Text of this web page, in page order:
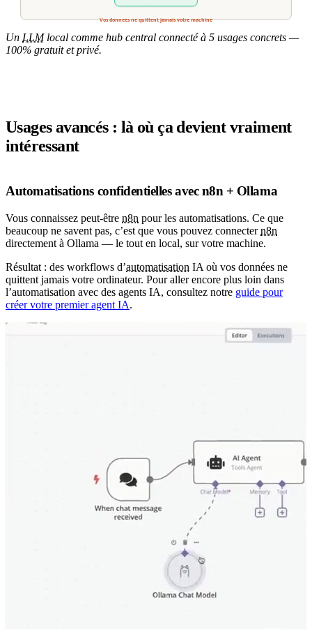
Un LLMlocal comme hub central connecté à 5 usages concrets —
100% gratuit et privé.
Usages avancés : là où ça devient vraiment
intéressant
Automatisations confidentielles avec n8n + Ollama
Vous connaissez peut-être n8n pour les automatisations. Ce que
beaucoup ne savent pas, c’est que vous pouvez connectern8n
directement à Ollama — le tout en local, sur votre machine.
Résultat : des workflows d’automatisation IA où vos données ne
quittent jamais votre ordinateur. Pour aller encore plus loin dans
l’automatisation avec des agents IA, consultez notre guide pour
créer votre premier agent IA.